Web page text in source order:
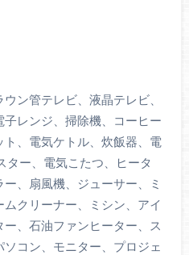
ン管テレビ、液晶テレビ、
レンジ、掃除機、コーヒー
ト、電気ケトル、炊飯器、電
ター、電気こたつ、ヒータ
、扇風機、ジューサー、ミ
クリーナー、ミシン、アイ
、石油ファンヒーター、ス
コン、モニター、プロジェ